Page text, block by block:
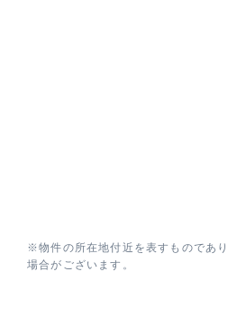
※物件の所在地付近を表すものであ
場合がございます。